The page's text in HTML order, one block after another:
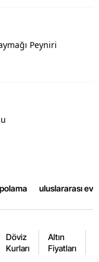
Peyniri
uluslararası
Döviz
Kurları
Altın
Fiyatları